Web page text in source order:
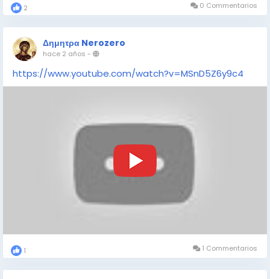
2 0 Commentarios
Δημητρα Nerozero
hace 2 años -
https://www.youtube.com/watch?v=MSnD5Z6y9c4
1 1 Commentarios